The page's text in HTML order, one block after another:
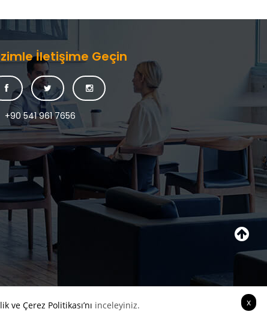
İletişime Geçin
+90 541 961 7656
ve Çerez Politikası’nı inceleyiniz. x